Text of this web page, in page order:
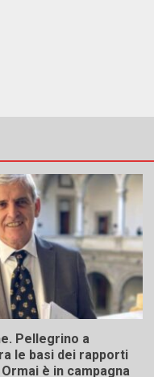
Pellegrino a
le basi dei rapporti
è in campagna